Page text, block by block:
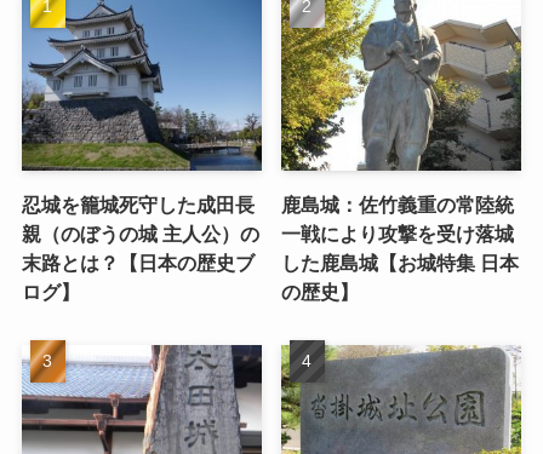
忍城を籠城死守した成田長
親（のぼうの城 主人公）の
末路とは？【日本の歴史ブ
ログ】
鹿島城：佐竹義重の常陸統
一戦により攻撃を受け落城
した鹿島城【お城特集 日本
の歴史】